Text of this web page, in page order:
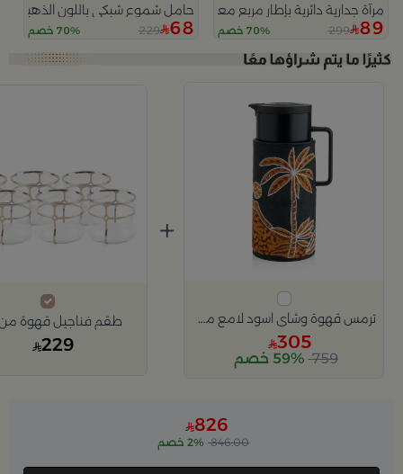
مرآة جدارية دائرية بإطار مربع معدني باللون الذهبي من أورو
89
299 70% خصم
حامل شموع شبكي باللون الذهبي
68
229 70% خصم
ترمس قهوة وشاي اسود لامع مع حامل نخلة كموني من ملاذ
305
759 59% خصم
+
طقم فناجيل قهوة من
229
826
846.00 2% خصم